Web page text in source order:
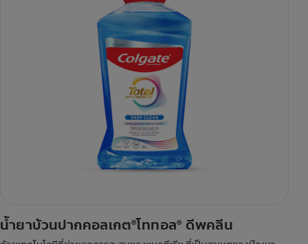
น้ำยาบ้วนปากคอลเกต®โททอล® ดีพคลีน